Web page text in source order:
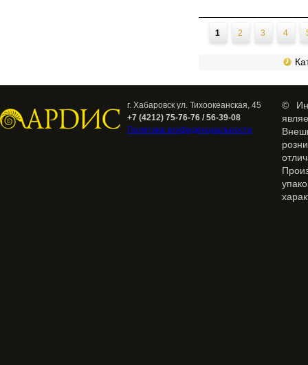
Страницы
1 2 3 4
г. Хабаровск ул. Тихоокеанская, 45
+7 (4212) 75-76-76 / 56-39-08
Политика конфиденциальности
©